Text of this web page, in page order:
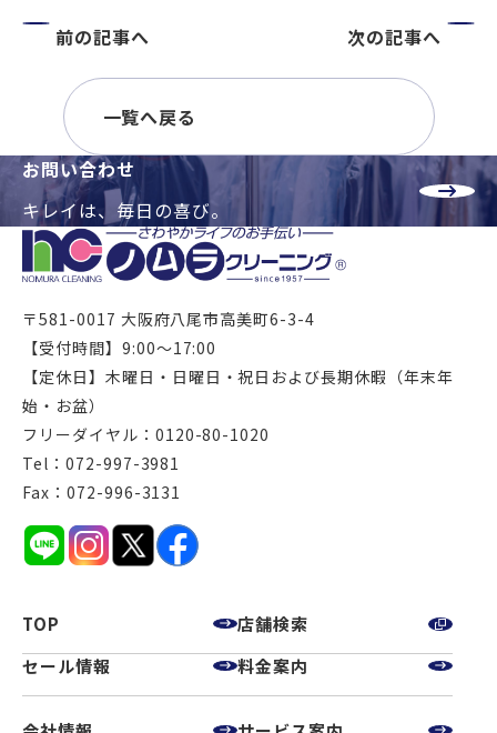
前の記事へ 次の記事へ
一覧へ戻る
お問い合わせ
キレイは、毎日の喜び。
〒581-0017 大阪府八尾市高美町6-3-4
【受付時間】9:00～17:00
【定休日】木曜日・日曜日・祝日および長期休暇（年末年
始・お盆）
フリーダイヤル：0120-80-1020
Tel：072-997-3981
Fax：072-996-3131
TOP
店舗検索
セール情報
料金案内